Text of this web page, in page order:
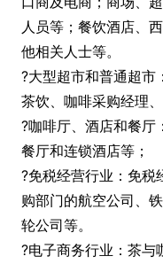
人员等；餐饮酒店、
他相关人士等。
?大型超市和普通超市
茶饮、咖啡采购经理
?咖啡厅、酒店和餐厅
餐厅和连锁酒店等；
?免税经营行业：免税
购部门的航空公司、
轮公司等。
?电子商务行业：茶与